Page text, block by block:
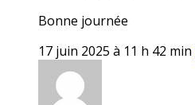
Bonne journée
17 juin 2025 à 11 h 42 min